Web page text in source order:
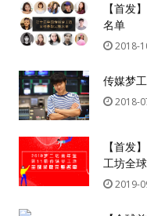
【首发
名单
2018-
传媒梦
2018-
【首发
工坊全
2019-